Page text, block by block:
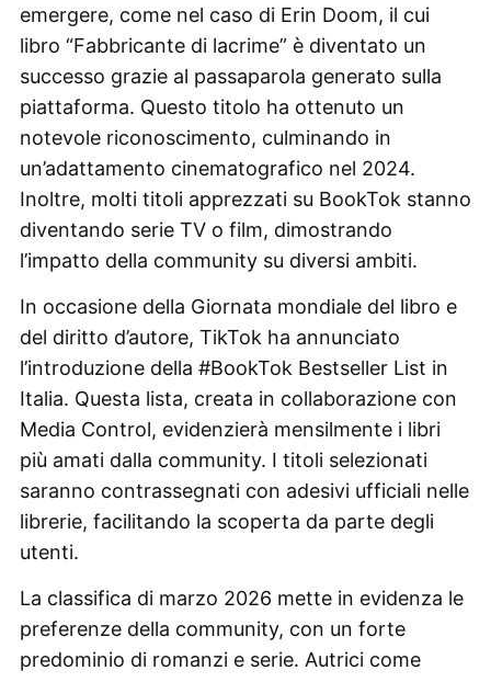
emergere, come nel caso di Erin Doom, il cui
libro “Fabbricante di lacrime” è diventato un
successo grazie al passaparola generato sulla
piattaforma. Questo titolo ha ottenuto un
notevole riconoscimento, culminando in
un’adattamento cinematografico nel 2024.
Inoltre, molti titoli apprezzati su BookTok stanno
diventando serie TV o film, dimostrando
l’impatto della community su diversi ambiti.
In occasione della Giornata mondiale del libro e
del diritto d’autore, TikTok ha annunciato
l’introduzione della #BookTok Bestseller List in
Italia. Questa lista, creata in collaborazione con
Media Control, evidenzierà mensilmente i libri
più amati dalla community. I titoli selezionati
saranno contrassegnati con adesivi ufficiali nelle
librerie, facilitando la scoperta da parte degli
utenti.
La classifica di marzo 2026 mette in evidenza le
preferenze della community, con un forte
predominio di romanzi e serie. Autrici come